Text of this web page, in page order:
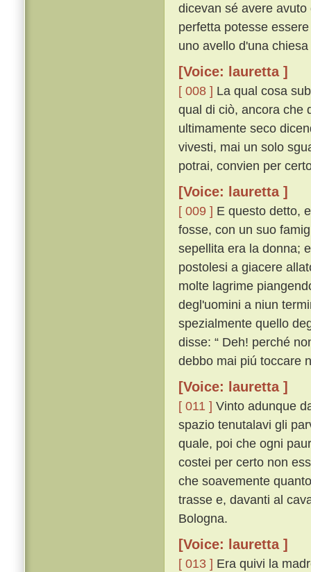
dicevan sé avere
perfetta potesse
uno avello d'una
[Voice: lauretta ]
[ 008 ] La qual cosa
qual di ciò, ancora che
ultimamente seco
vivesti, mai un solo
potrai, convien per
[Voice: lauretta ]
[ 009 ] E questo detto,
fosse, con un suo
sepellita era la donna;
postolesi a giacere
molte lagrime
degl'uomini a niun
spezialmente quello
disse: “ Deh! perché
debbo mai piú toccare
[Voice: lauretta ]
[ 011 ] Vinto adunque
spazio tenutalavi gli
quale, poi che ogni
costei per certo non
che soavemente
trasse e, davanti al
Bologna.
[Voice: lauretta ]
[ 013 ] Era quivi la